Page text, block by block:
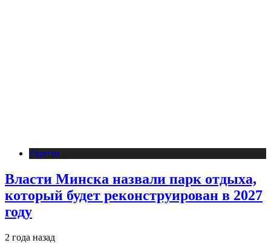
Туризм
Власти Минска назвали парк отдыха,
который будет реконструирован в 2027
году
2 года назад